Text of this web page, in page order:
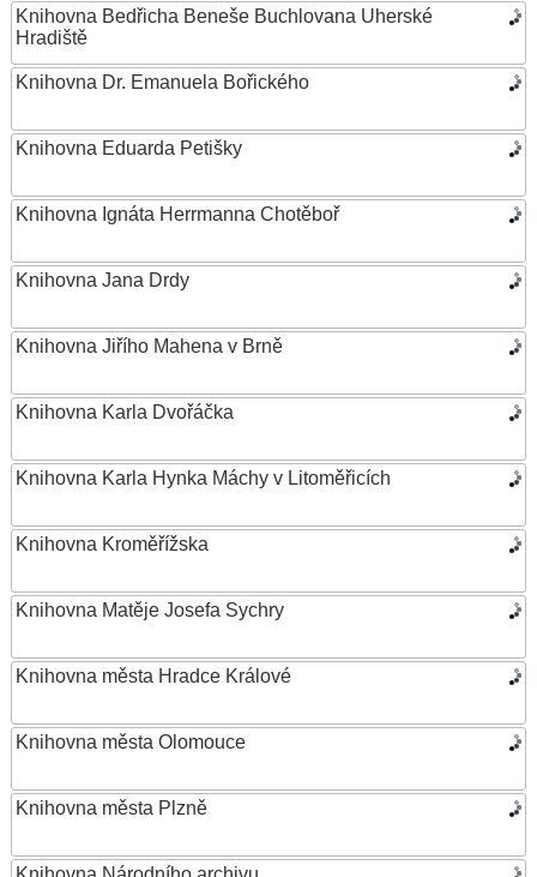
Knihovna Bedřicha Beneše Buchlovana Uherské
Hradiště
Knihovna Dr. Emanuela Bořického
Knihovna Eduarda Petišky
Knihovna Ignáta Herrmanna Chotěboř
Knihovna Jana Drdy
Knihovna Jiřího Mahena v Brně
Knihovna Karla Dvořáčka
Knihovna Karla Hynka Máchy v Litoměřicích
Knihovna Kroměřížska
Knihovna Matěje Josefa Sychry
Knihovna města Hradce Králové
Knihovna města Olomouce
Knihovna města Plzně